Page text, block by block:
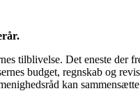
tilblivelse. Det eneste der
budget, regnskab og
kan